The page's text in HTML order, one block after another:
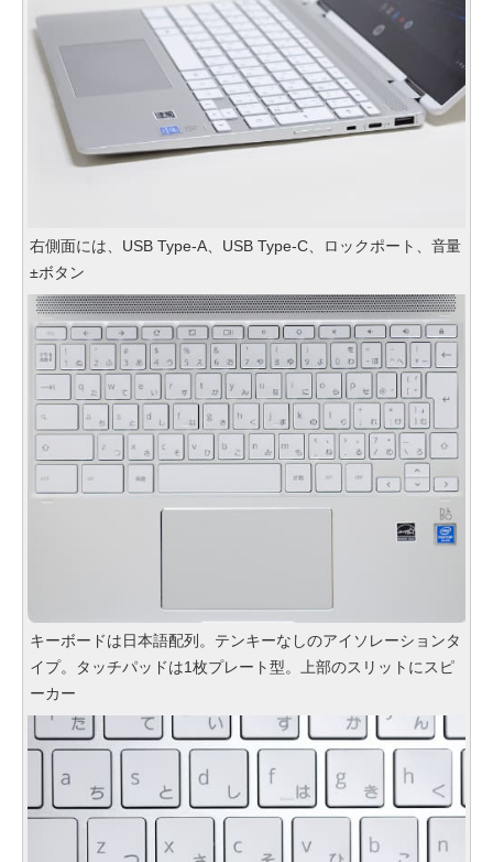
右側面には、USB Type-A、USB Type-C、ロックポート、音量
±ボタン
キーボードは日本語配列。テンキーなしのアイソレーションタ
イプ。タッチパッドは1枚プレート型。上部のスリットにスピ
ーカー